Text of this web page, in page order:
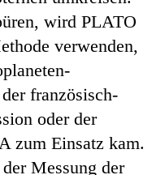
wird PLATO
verwenden,
französisch-
oder der
zum Einsatz kam.
Messung der